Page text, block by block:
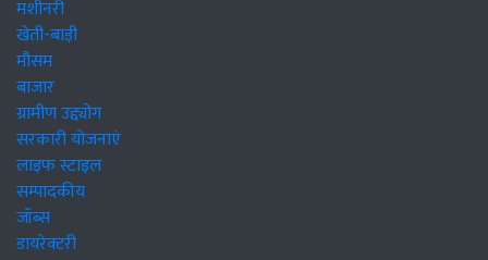
मशीनरी
खेती-बाड़ी
मौसम
बाजार
ग्रामीण उद्द्योग
सरकारी योजनाएं
लाइफ स्टाइल
सम्पादकीय
जॉब्स
डायरेक्टरी